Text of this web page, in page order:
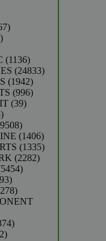
967
52464
11361136
producten
2483324833
19421942
producten
996996
3939
1565
producten
95089508
producten
14061406
producten
13351335
22822282
54545454
1493
producten
2278
producten
374
42